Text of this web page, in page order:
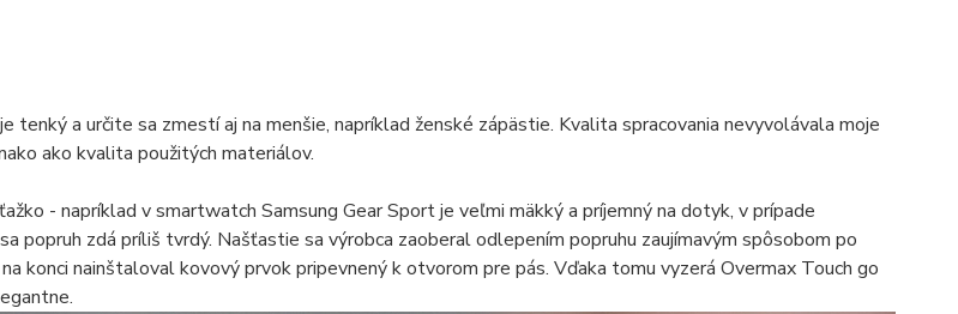
tenký a určite sa zmestí aj na menšie, napríklad ženské zápästie. Kvalita spracovania nevyvolávala moje
ako kvalita použitých materiálov.
- napríklad v smartwatch Samsung Gear Sport je veľmi mäkký a príjemný na dotyk, v prípade
popruh zdá príliš tvrdý. Našťastie sa výrobca zaoberal odlepením popruhu zaujímavým spôsobom po
konci nainštaloval kovový prvok pripevnený k otvorom pre pás. Vďaka tomu vyzerá Overmax Touch go